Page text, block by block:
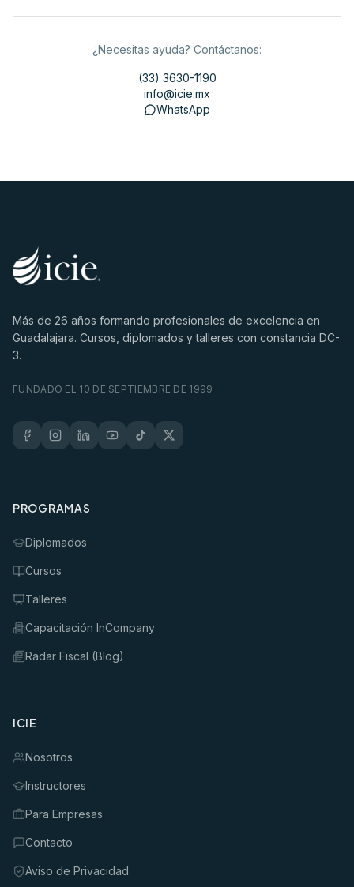
¿Necesitas ayuda? Contáctanos:
(33) 3630-1190
info@icie.mx
WhatsApp
Más de 26 años formando profesionales de excelencia en
Guadalajara. Cursos, diplomados y talleres con constancia DC-
3.
FUNDADO EL 10 DE SEPTIEMBRE DE 1999
PROGRAMAS
Diplomados
Cursos
Talleres
Capacitación InCompany
Radar Fiscal (Blog)
ICIE
Nosotros
Instructores
Para Empresas
Contacto
Aviso de Privacidad